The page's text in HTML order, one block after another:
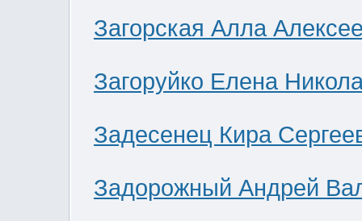
Загорская Алла
Загоруйко Елена
Задесенец Кира
Задорожный Андрей